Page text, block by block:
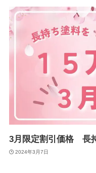
3月限定割引価格 長
2024年3月7日